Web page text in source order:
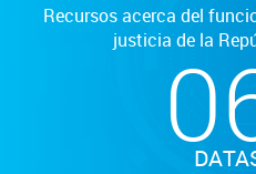
Recursos acerca del
justicia de la